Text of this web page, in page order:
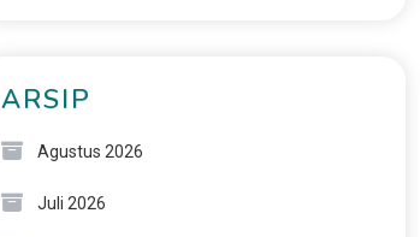
ARSIP
Agustus 2026
Juli 2026